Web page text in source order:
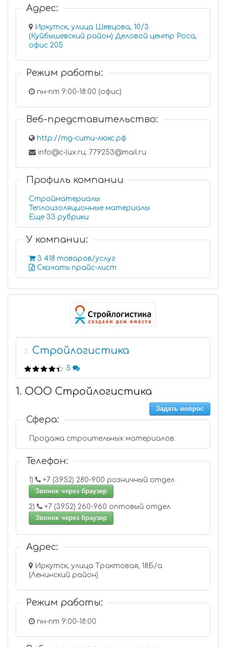
Адрес:
Иркутск, улица Шевцова, 10/3
(Куйбышевский район) Деловой центр Роса,
офис 205
Режим работы:
пн-пт 9:00-18:00 (офис)
Веб-представительство:
http://тд-сити-люкс.рф
info@c-lux.ru, 779253@mail.ru
Профиль компании
Стройматериалы
Теплоизоляционные материалы
Еще 33 рубрики
У компании:
3 418 товаров/услуг
Скачать прайс-лист
3 Стройлогистика
5
1. ООО Стройлогистика
Задать вопрос
Сфера:
Продажа строительных материалов.
Телефон:
1)
+7 (3952) 280-900 розничный отдел
Звонок через браузер
2)
+7 (3952) 260-960 оптовый отдел
Звонок через браузер
Адрес:
Иркутск, улица Трактовая, 18Б/а
(Ленинский район)
Режим работы:
пн-пт 9:00-18:00